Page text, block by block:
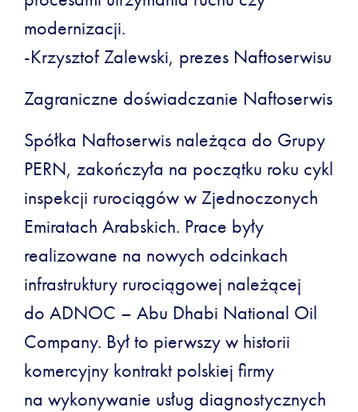
modernizacji.
-Krzysztof Zalewski, prezes Naftoserwisu
Zagraniczne doświadczanie Naftoserwis
Spółka Naftoserwis należąca do Grupy
PERN, zakończyła na początku roku cykl
inspekcji rurociągów w Zjednoczonych
Emiratach Arabskich. Prace były
realizowane na nowych odcinkach
infrastruktury rurociągowej należącej
do ADNOC – Abu Dhabi National Oil
Company. Był to pierwszy w historii
komercyjny kontrakt polskiej firmy
na wykonywanie usług diagnostycznych